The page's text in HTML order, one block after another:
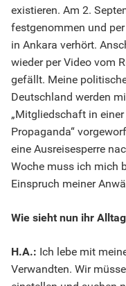
existieren. Am 2.
festgenommen und
in Ankara verhört.
wieder per Video vom
gefällt. Meine
Deutschland werden
„Mitgliedschaft in
Propaganda“
eine Ausreisesperre
Woche muss ich mich
Einspruch meiner
Wie sieht nun ihr
H.A.: Ich lebe mit
Verwandten. Wir